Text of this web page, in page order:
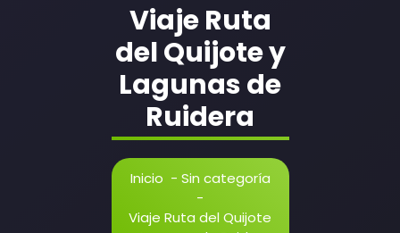
Viaje Ruta
del Quijote y
Lagunas de
Ruidera
Inicio - Sin categoría
-
Viaje Ruta del Quijote